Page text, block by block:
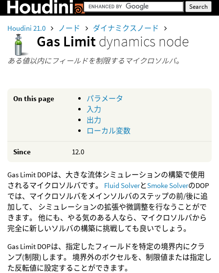
Houdini 21.0 ノード ダイナミクスノード
Gas Limitdynamics node
ある値以内にフィールドを制限するマイクロソルバ。
On this page
パラメータ
入力
出力
ローカル変数
Since 12.0
Gas Limit DOPは、大きな流体シミュレーションの構築で使用
されるマイクロソルバです。 Fluid SolverとSmoke SolverのDOP
では、マイクロソルバをメインソルバのステップの前/後に追
加して、 シミュレーションの拡張や微調整を行なうことがで
きます。 他にも、やる気のある人なら、マイクロソルバから
完全に新しいソルバの構築に挑戦しても良いでしょう。
Gas Limit DOPは、指定したフィールドを特定の境界内にクラ
ンプ(制限)します。 境界外のボクセルを、制限値または指定し
た反転値に設定することができます。